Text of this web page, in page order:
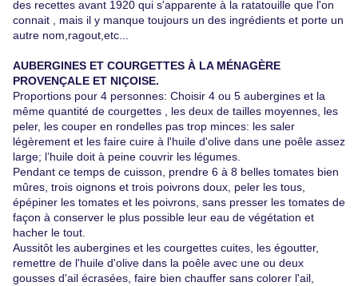
des recettes avant 1920 qui s'apparente à la ratatouille que l'on
connait , mais il y manque toujours un des ingrédients et porte un
autre nom,ragout,etc...
AUBERGINES ET COURGETTES À LA MÉNAGÈRE
PROVENÇALE ET NIÇOISE.
Proportions pour 4 personnes: Choisir 4 ou 5 aubergines et la
même quantité de courgettes , les deux de tailles moyennes, les
peler, les couper en rondelles pas trop minces: les saler
légèrement et les faire cuire à l'huile d'olive dans une poêle assez
large; l’huile doit à peine couvrir les légumes.
Pendant ce temps de cuisson, prendre 6 à 8 belles tomates bien
mûres, trois oignons et trois poivrons doux, peler les tous,
épépiner les tomates et les poivrons, sans presser les tomates de
façon à conserver le plus possible leur eau de végétation et
hacher le tout.
Aussitôt les aubergines et les courgettes cuites, les égoutter,
remettre de l'huile d'olive dans la poêle avec une ou deux
gousses d'ail écrasées, faire bien chauffer sans colorer l'ail,